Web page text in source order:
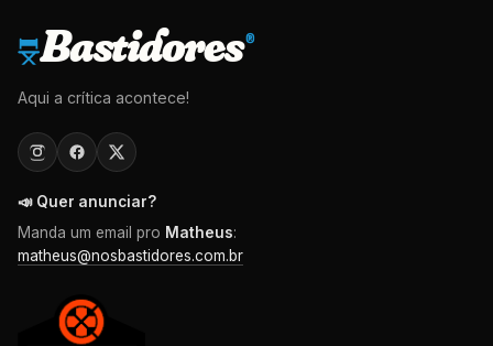
Bastidores®
Aqui a crítica acontece!
📣 Quer anunciar?
Manda um email pro Matheus:
matheus@nosbastidores.com.br